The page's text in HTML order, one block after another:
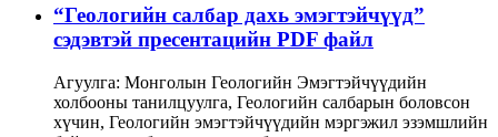
“Геологийн салбар дахь эмэгтэйчүүд”
сэдэвтэй пресентацийн PDF файл
Агуулга: Монголын Геологийн Эмэгтэйчүүдийн
холбооны танилцуулга, Геологийн салбарын боловсон
хүчин, Геологийн эмэгтэйчүүдийн мэргэжил эзэмшлийн